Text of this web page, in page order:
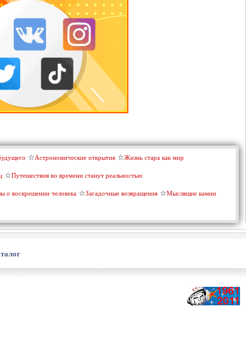
Астрономические открытия Жизнь стара как мир
Путешествия во времени станут реальностью
о воскрешении человека Загадочные возвращения Мыслящие камни